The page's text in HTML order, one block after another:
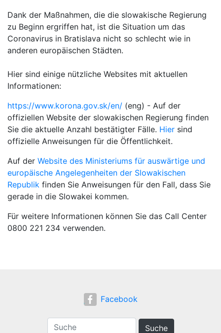
Dank der Maßnahmen, die die slowakische Regierung
zu Beginn ergriffen hat, ist die Situation um das
Coronavirus in Bratislava nicht so schlecht wie in
anderen europäischen Städten.
Hier sind einige nützliche Websites mit aktuellen
Informationen:
https://www.korona.gov.sk/en/ (eng) - Auf der
offiziellen Website der slowakischen Regierung finden
Sie die aktuelle Anzahl bestätigter Fälle. Hier sind
offizielle Anweisungen für die Öffentlichkeit.
Auf der Website des Ministeriums für auswärtige und
europäische Angelegenheiten der Slowakischen
Republik finden Sie Anweisungen für den Fall, dass Sie
gerade in die Slowakei kommen.
Für weitere Informationen können Sie das Call Center
0800 221 234 verwenden.
Facebook
Suche